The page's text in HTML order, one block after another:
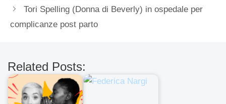
Tori Spelling (Donna di Beverly) in ospedale per
complicanze post parto
Related Posts: